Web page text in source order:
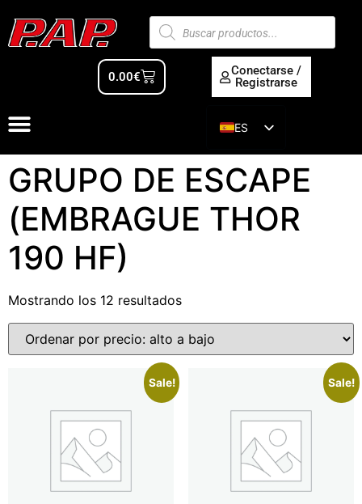
0.00€
Conectarse /
Registrarse
ES
EN
GRUPO DE ESCAPE
(EMBRAGUE THOR
190 HF)
Mostrando los 12 resultados
Sale! Sale!